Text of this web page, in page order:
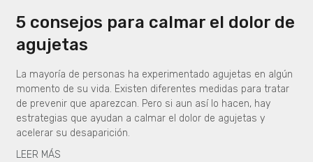
5 consejos para calmar el dolor de
agujetas
La mayoría de personas ha experimentado agujetas en algún
momento de su vida. Existen diferentes medidas para tratar
de prevenir que aparezcan. Pero si aun así lo hacen, hay
estrategias que ayudan a calmar el dolor de agujetas y
acelerar su desaparición.
LEER MÁS